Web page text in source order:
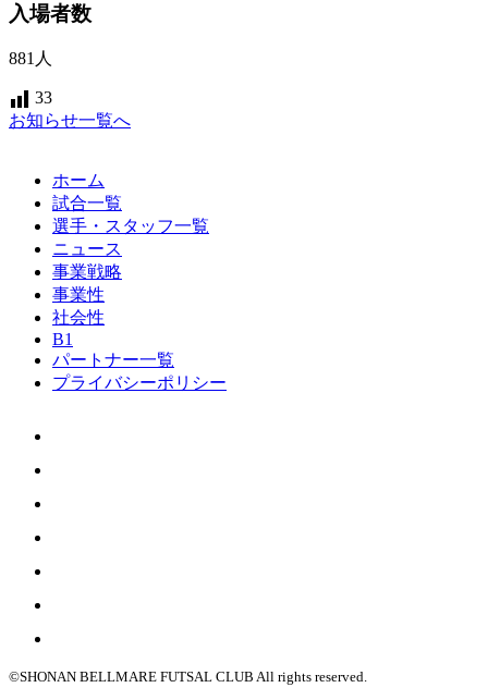
入場者数
881人
33
お知らせ一覧へ
ホーム
試合一覧
選手・スタッフ一覧
ニュース
事業戦略
事業性
社会性
B1
パートナー一覧
プライバシーポリシー
©SHONAN BELLMARE FUTSAL CLUB All rights reserved.